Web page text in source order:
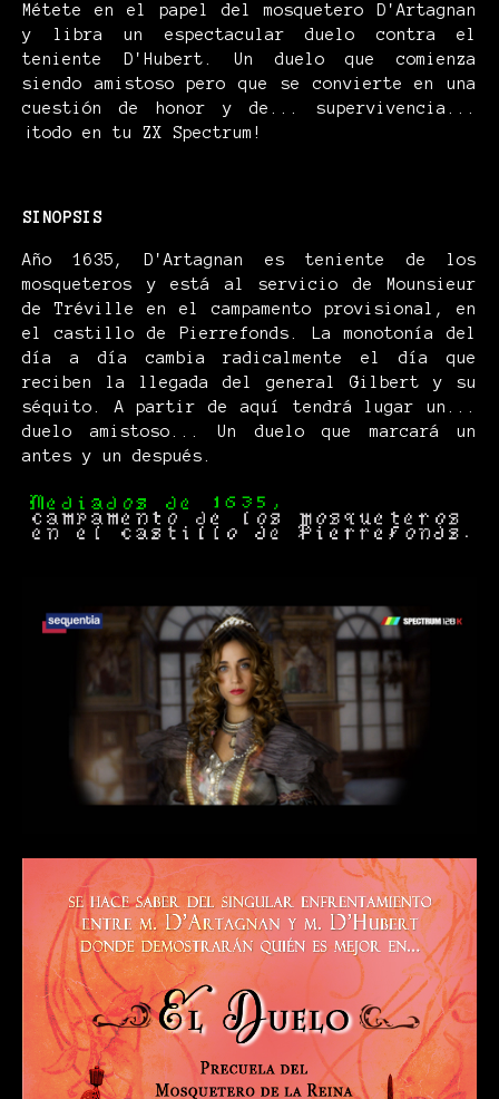
Métete en el papel del mosquetero D'Artagnan
y libra un espectacular duelo contra el
teniente D'Hubert. Un duelo que comienza
siendo amistoso pero que se convierte en una
cuestión de honor y de... supervivencia...
¡todo en tu ZX Spectrum!
SINOPSIS
Año 1635, D'Artagnan es teniente de los
mosqueteros y está al servicio de Mounsieur
de Tréville en el campamento provisional, en
el castillo de Pierrefonds. La monotonía del
día a día cambia radicalmente el día que
reciben la llegada del general Gilbert y su
séquito. A partir de aquí tendrá lugar un...
duelo amistoso... Un duelo que marcará un
antes y un después.